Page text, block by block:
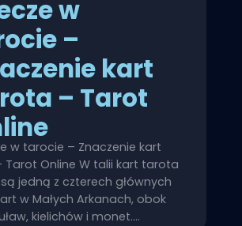
w
–
kart
– Tarot
w tarocie – Znaczenie kart
Tarot Online W talii kart tarota
jedną z czterech głównych
w Małych Arkanach, obok
kielichów i monet.…